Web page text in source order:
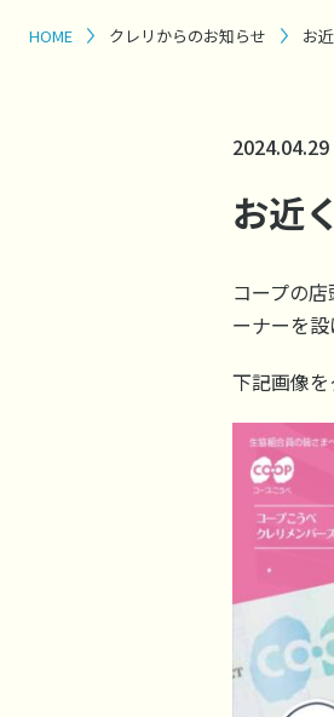
HOME クレリからのお知らせ お
2024.04.29
お近
コープの
ーナーを設
下記画像を